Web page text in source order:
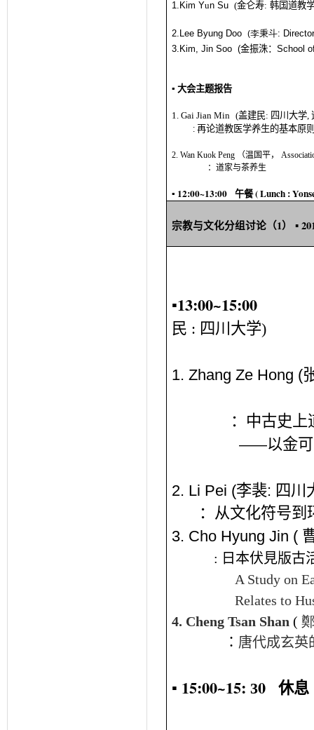
1.Kim Yun Su (金仑寿: 韩国道教
2. Lee Byung Doo (李秉斗:
3.Kim, Jin Soo (金振洙：School
▪大会主题报告
1. Gai Jian Min (盖建民: 四川大学,
:再论道教医学养生的基本原
2. Wan Kuok Peng （温国平，
：道家与茶养生
▪ 12:00~13:00 午餐(Lunch :
宗教与文化分组讨论（1） ▪
▪13:00~15:00
民 : 四川大学)
1. Zhang Ze Hong (
：中古史
——以金
2. Li Pei (李裴: 四川
：从文化符号
3. Cho Hyung Jin (
: 日本伏見版古
A Study on
Relates to
4. Cheng Tsan Shan (
： 唐代成玄英
▪ 15:00~15: 30 休息